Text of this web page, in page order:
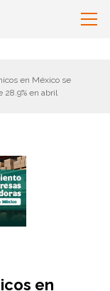
en México se
28.9% en abril
en